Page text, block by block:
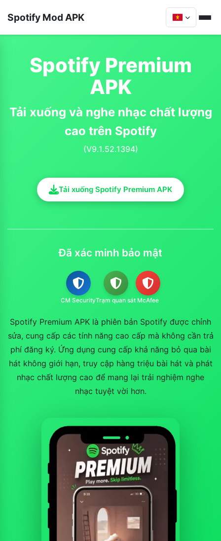
Spotify Mod APK
Spotify Premium
APK
Tải xuống và nghe nhạc chất lượng
cao trên Spotify
(V9.1.52.1394)
Tải xuống Spotify Premium APK
Đã xác minh bảo mật
CM SecurityTrạm quan sát McAfee
Spotify Premium APK là phiên bản Spotify được chỉnh
sửa, cung cấp các tính năng cao cấp mà không cần trả
phí đăng ký. Ứng dụng cung cấp khả năng bỏ qua bài
hát không giới hạn, truy cập hàng triệu bài hát và phát
nhạc chất lượng cao để mang lại trải nghiệm nghe
nhạc tuyệt vời hơn.